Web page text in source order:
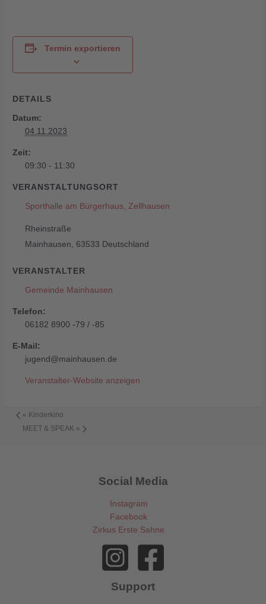
Termin exportieren
DETAILS
Datum:
04.11.2023
Zeit:
09:30 - 11:30
VERANSTALTUNGSORT
Sporthalle am Bürgerhaus, Zellhausen
Rheinstraße
Mainhausen
63533 Deutschland
VERANSTALTER
Gemeinde Mainhausen
Telefon:
06182 8900 -79 / -85
E-Mail:
jugend@mainhausen.de
Veranstalter-Website anzeigen
« Kinderkino
MEET & SPEAK »
Social Media
Instagram
Facebook
Zirkus Erste Sahne
Support